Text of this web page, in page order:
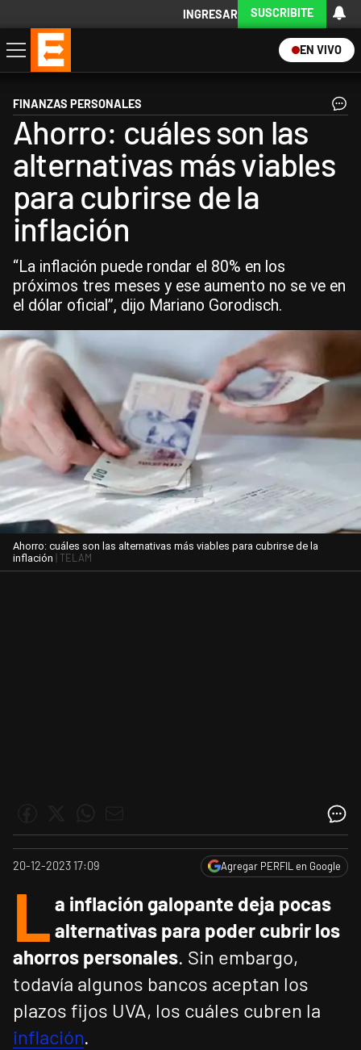
INGRESAR SUSCRIBITE
EN VIVO
Economía
Política
Internacional
Actualidad
Descargá la App
FINANZAS PERSONALES
Ahorro: cuáles son las
alternativas más viables
para cubrirse de la
inflación
“La inflación puede rondar el 80% en los
próximos tres meses y ese aumento no se ve en
el dólar oficial”, dijo Mariano Gorodisch.
Ahorro: cuáles son las alternativas más viables para cubrirse de la
inflación | TELAM
20-12-2023 17:09 Agregar PERFIL en Google
L a inflación galopante deja pocas
alternativas para poder cubrir los
ahorros personales. Sin embargo,
todavía algunos bancos aceptan los
plazos fijos UVA, los cuáles cubren la
inflación.